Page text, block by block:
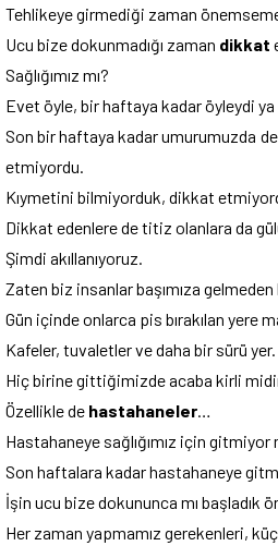
Tehlikeye girmediği zaman
Ucu bize dokunmadığı zaman dikkat
Sağlığımız mı?
Evet öyle, bir haftaya kadar öyleydi ya
Son bir haftaya kadar umurumuzda
etmiyordu.
Kıymetini bilmiyorduk, dikkat
Dikkat edenlere de titiz olanlara da
Şimdi akıllanıyoruz.
Zaten biz insanlar başımıza
Gün içinde onlarca pis bırakılan yere
Kafeler, tuvaletler ve daha bir sürü yer.
Hiç birine gittiğimizde acaba kirli
Özellikle de hastahaneler…
Hastahaneye sağlığımız için gitmiyor
Son haftalara kadar hastahaneye
İşin ucu bize dokununca mı başladık
Her zaman yapmamız gerekenleri,